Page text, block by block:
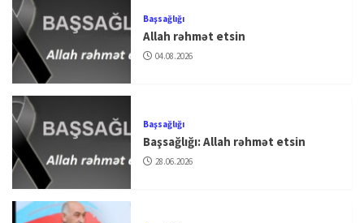
Başsağlığı
Allah rəhmət etsin
04.08.2026
Başsağlığı
Başsağlığı: Allah rəhmət etsin
28.06.2026